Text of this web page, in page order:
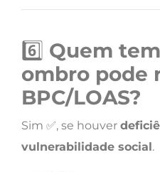
6️⃣ Quem
ombro pode
BPC/LOAS?
Sim ✅, se houver
vulnerabilidade social.